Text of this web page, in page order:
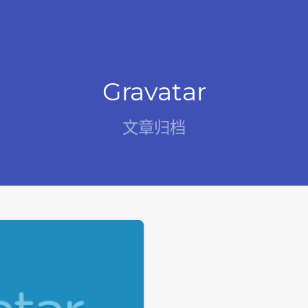
Gravatar
文章归档